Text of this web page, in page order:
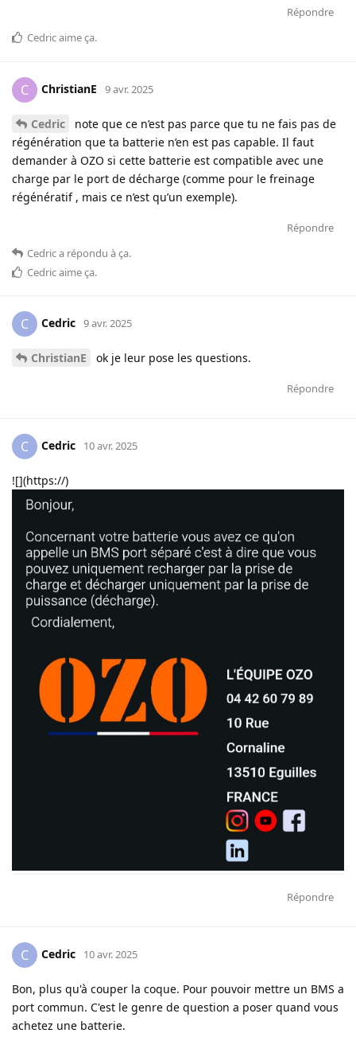
Répondre
Cedricaime ça.
C ChristianE 9 avr. 2025
Cedric
note que ce n’est pas parce que tu ne fais pas de
régénération que ta batterie n’en est pas capable. Il faut
demander à OZO si cette batterie est compatible avec une
charge par le port de décharge (comme pour le freinage
régénératif , mais ce n’est qu’un exemple).
Répondre
Cedrica répondu à ça.
Cedricaime ça.
C Cedric 9 avr. 2025
ChristianE ok je leur pose les questions.
Répondre
C Cedric 10 avr. 2025
![](https://)
Répondre
C Cedric 10 avr. 2025
Bon, plus qu'à couper la coque. Pour pouvoir mettre un BMS a
port commun. C'est le genre de question a poser quand vous
achetez une batterie.